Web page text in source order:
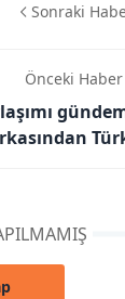
Sonraki
Önceki Haber